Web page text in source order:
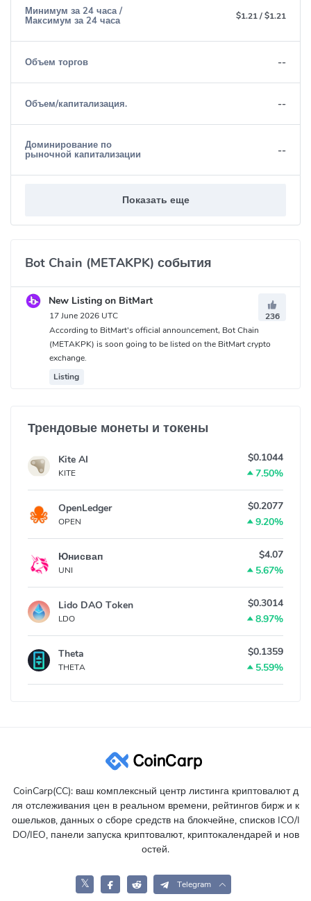
Минимум за 24 часа /
Максимум за 24 часа $1.21/$1.21
Объем торгов --
Объем/капитализация. --
Доминирование по
рыночной капитализации --
Показать еще
Bot Chain (METAKPK) события
New Listing on BitMart
17 June 2026 UTC
236
According to BitMart's official announcement, Bot Chain
(METAKPK) is soon going to be listed on the BitMart crypto
exchange.
Listing
Трендовые монеты и токены
Kite AI
KITE
$0.1044
7.50%
OpenLedger
OPEN
$0.2077
9.20%
Юнисвап
UNI
$4.07
5.67%
Lido DAO Token
LDO
$0.3014
8.97%
Theta
THETA
$0.1359
5.59%
CoinCarp(CC): ваш комплексный центр листинга криптовалют д
ля отслеживания цен в реальном времени, рейтингов бирж и к
ошельков, данных о сборе средств на блокчейне, списков ICO/I
DO/IEO, панели запуска криптовалют, криптокалендарей и нов
остей.
𝕏 Telegram